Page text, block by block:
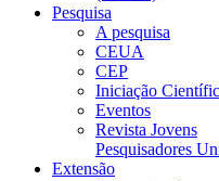
Pesquisa
A pesquisa
CEUA
CEP
Iniciação
Eventos
Revista Jovens
Pesquisadores
Extensão